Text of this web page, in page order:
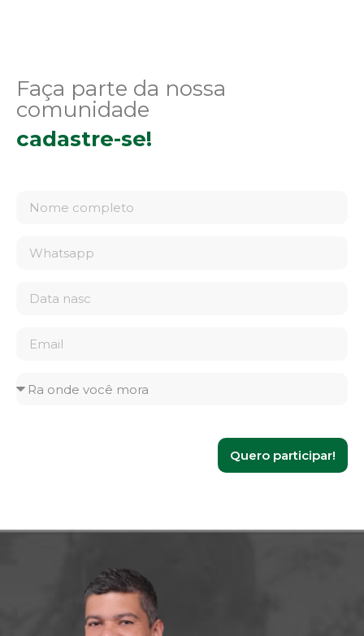
Faça parte da nossa
comunidade
cadastre-se!
Quero participar!